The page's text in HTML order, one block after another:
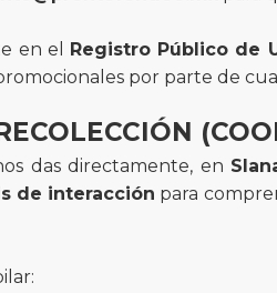
en el Registro Público de
por parte de
das directamente, en
de interacción para